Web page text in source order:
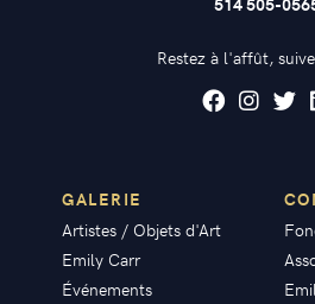
Restez à l'affût,
GALERIE
Artistes / Objets d'Art
Emily Carr
Événements